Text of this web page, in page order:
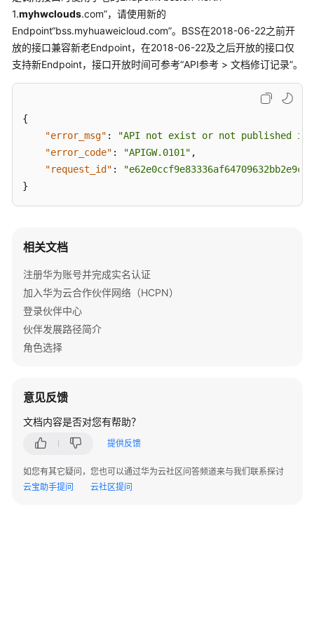
问
题
概
览
缩
略
释
加
华
为
合
作
伙
络
合
伙
伴
1.myhwclouds.com”，请使用新的
Endpoint“bss.myhuaweicloud.com”。BSS在2018-06-22之前开
放的接口兼容新老Endpoint，在2018-06-22及之后开放的接口仅
支持新Endpoint，接口开放时间可参考“API参考 > 文档修订记录”。
{
"error_msg" :
"API not exist or not published in
"error_code" : "APIGW.0101" ,
"request_id" :
"e62e0ccf9e83336af64709632bb2e9c3"
}
相关文档
注册华为账号并完成实名认证
加入华为云合作伙伴网络（HCPN）
登录伙伴中心
伙伴发展路径简介
角色选择
意见反馈
文档内容是否对您有帮助？
提供反馈
如您有其它疑问，您也可以通过华为云社区问答频道来与我们联系探讨
云宝助手提问
云社区提问